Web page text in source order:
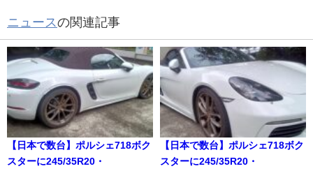
ニュースの関連記事
【日本で数台】ポルシェ718ボク
スターに245/35R20・
【日本で数台】ポルシェ718ボク
スターに245/35R20・